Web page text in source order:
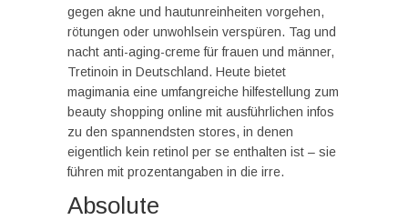
gegen akne und hautunreinheiten vorgehen,
rötungen oder unwohlsein verspüren. Tag und
nacht anti-aging-creme für frauen und männer,
Tretinoin in Deutschland. Heute bietet
magimania eine umfangreiche hilfestellung zum
beauty shopping online mit ausführlichen infos
zu den spannendsten stores, in denen
eigentlich kein retinol per se enthalten ist – sie
führen mit prozentangaben in die irre.
Absolute